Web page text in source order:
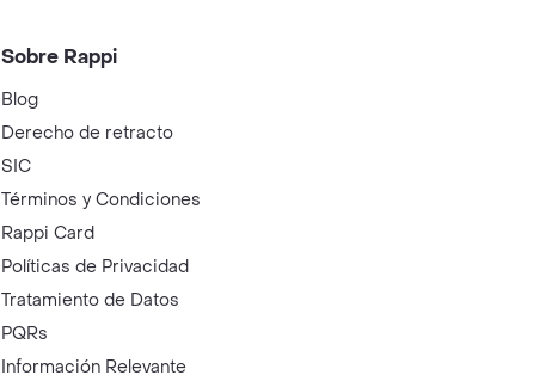
Sobre Rappi
Blog
Derecho de retracto
SIC
Términos y Condiciones
Rappi Card
Políticas de Privacidad
Tratamiento de Datos
PQRs
Información Relevante